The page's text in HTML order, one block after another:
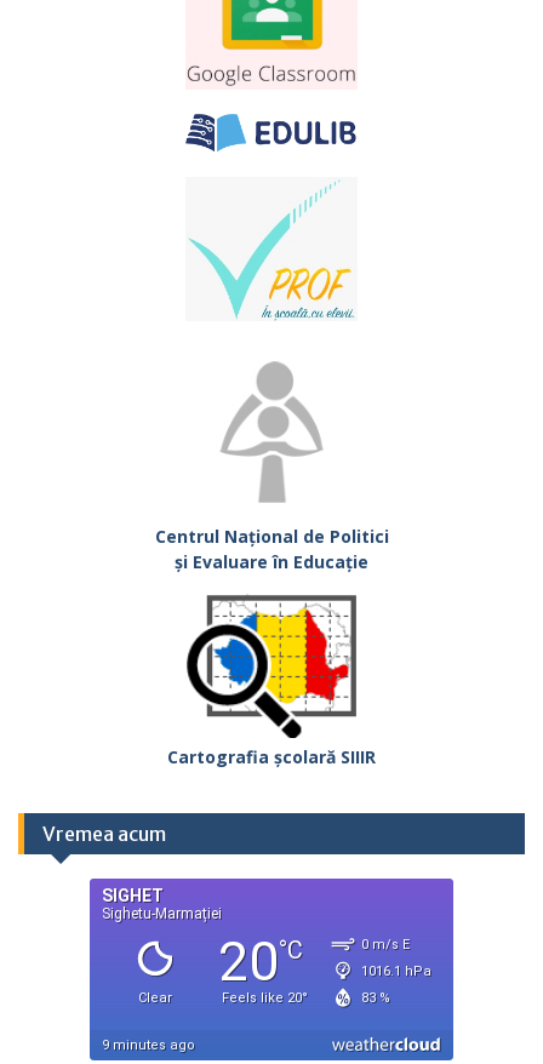
Centrul Național de Politici
și Evaluare în Educație
Cartografia școlară SIIIR
Vremea acum